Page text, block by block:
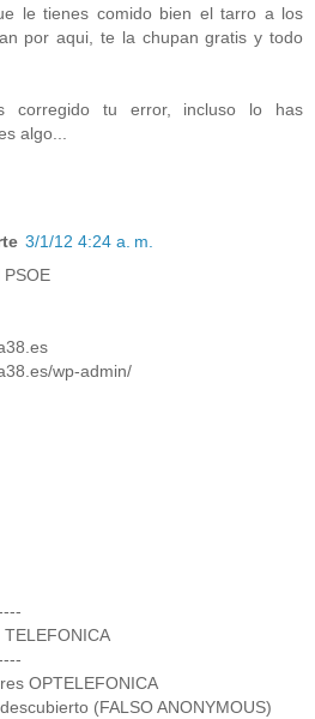
le tienes comido bien el tarro a los
por aqui, te la chupan gratis y todo
corregido tu error, incluso lo has
algo...
3/1/12 4:24 a. m.
wp-admin/
OPTELEFONICA
(FALSO ANONYMOUS)